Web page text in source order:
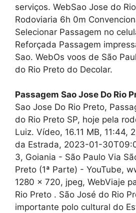
serviços. WebSao Jose do
Rodoviaria 6h 0m
Selecionar Passagem no
Reforçada Passagem
Sao. WebOs voos de São
do Rio Preto do Decolar.
Passagem Sao Jose Do Rio
Sao Jose Do Rio Preto,
do Rio Preto SP, hoje pela
Luiz. Vídeo, 16.11 MB, 11:44,
da Estrada, 2023-01-
3, Goiania - São Paulo Via
Preto (1ª Parte) - YouTube,
1280 x 720, jpeg, WebViaje
Rio Preto . São José do Rio
importante polo cultural do